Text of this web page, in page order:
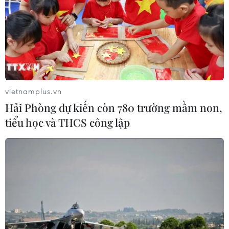
Thành
06/08/2026 09:05
Cầu Đắk Lung sập sau cú
tông của xe tải cẩu, 2 người thoát
chết
06/08/2026 09:00
Xem thêm
CƠ QUAN CHỦ QUẢN: THÔNG TẤN XÃ VIỆT NAM
vietnamplus.vn
Hải Phòng dự kiến còn 780 trường mầm non,
tiểu học và THCS công lập